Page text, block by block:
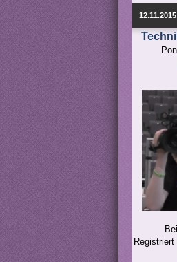
12.11.2015